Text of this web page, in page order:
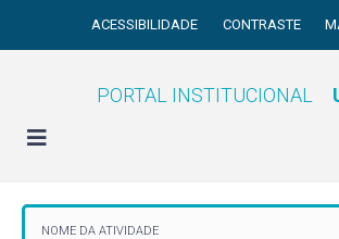
ACESSIBILIDADE CONTRASTE
PORTAL INSTITUCIONAL
NOME DA ATIVIDADE